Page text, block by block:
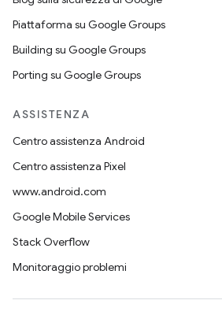
Piattaforma su Google Groups
Building su Google Groups
Porting su Google Groups
ASSISTENZA
Centro assistenza Android
Centro assistenza Pixel
www.android.com
Google Mobile Services
Stack Overflow
Monitoraggio problemi